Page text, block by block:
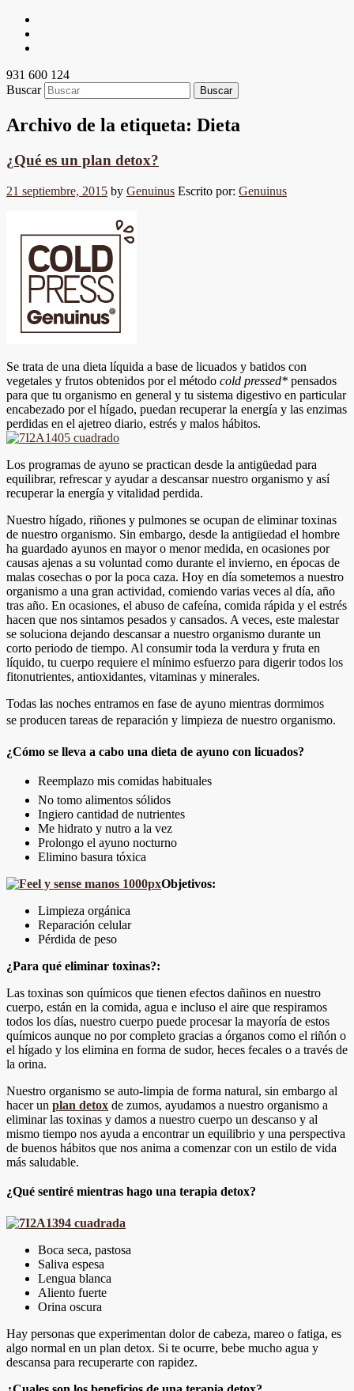
931 600 124
Buscar
Archivo de la etiqueta: Dieta
¿Qué es un plan detox?
21 septiembre, 2015 by Genuinus Escrito por: Genuinus
Se trata de una dieta líquida a base de licuados y batidos con
vegetales y frutos obtenidos por el método cold pressed* pensados
para que tu organismo en general y tu sistema digestivo en particular
encabezado por el hígado, puedan recuperar la energía y las enzimas
perdidas en el ajetreo diario, estrés y malos hábitos.
Los programas de ayuno se practican desde la antigüedad para
equilibrar, refrescar y ayudar a descansar nuestro organismo y así
recuperar la energía y vitalidad perdida.
Nuestro hígado, riñones y pulmones se ocupan de eliminar toxinas
de nuestro organismo. Sin embargo, desde la antigüedad el hombre
ha guardado ayunos en mayor o menor medida, en ocasiones por
causas ajenas a su voluntad como durante el invierno, en épocas de
malas cosechas o por la poca caza. Hoy en día sometemos a nuestro
organismo a una gran actividad, comiendo varias veces al día, año
tras año. En ocasiones, el abuso de cafeína, comida rápida y el estrés
hacen que nos sintamos pesados y cansados. A veces, este malestar
se soluciona dejando descansar a nuestro organismo durante un
corto periodo de tiempo. Al consumir toda la verdura y fruta en
líquido, tu cuerpo requiere el mínimo esfuerzo para digerir todos los
fitonutrientes, antioxidantes, vitaminas y minerales.
Todas las noches entramos en fase de ayuno mientras dormimos
se producen tareas de reparación y limpieza de nuestro organismo.
¿Cómo se lleva a cabo una dieta de ayuno con licuados?
Reemplazo mis comidas habituales
No tomo alimentos sólidos
Ingiero cantidad de nutrientes
Me hidrato y nutro a la vez
Prolongo el ayuno nocturno
Elimino basura tóxica
Objetivos:
Limpieza orgánica
Reparación celular
Pérdida de peso
¿Para qué eliminar toxinas?:
Las toxinas son químicos que tienen efectos dañinos en nuestro
cuerpo, están en la comida, agua e incluso el aire que respiramos
todos los días, nuestro cuerpo puede procesar la mayoría de estos
químicos aunque no por completo gracias a órganos como el riñón o
el hígado y los elimina en forma de sudor, heces fecales o a través de
la orina.
Nuestro organismo se auto-limpia de forma natural, sin embargo al
hacer un plan detox de zumos, ayudamos a nuestro organismo a
eliminar las toxinas y damos a nuestro cuerpo un descanso y al
mismo tiempo nos ayuda a encontrar un equilibrio y una perspectiva
de buenos hábitos que nos anima a comenzar con un estilo de vida
más saludable.
¿Qué sentiré mientras hago una terapia detox?
Boca seca, pastosa
Saliva espesa
Lengua blanca
Aliento fuerte
Orina oscura
Hay personas que experimentan dolor de cabeza, mareo o fatiga, es
algo normal en un plan detox. Si te ocurre, bebe mucho agua y
descansa para recuperarte con rapidez.